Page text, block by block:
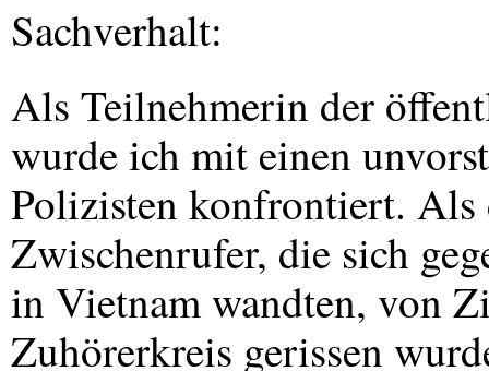
Sachverhalt:
Als Teilnehmerin der
wurde ich mit einen
Polizisten konfrontiert. Als
Zwischenrufer, die sich
in Vietnam wandten, von
Zuhörerkreis gerissen